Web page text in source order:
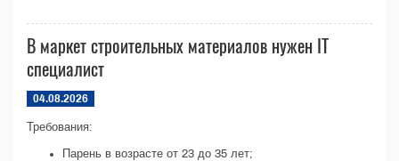
В маркет строительных материалов нужен IT
специалист
04.08.2026
Требования:
Парень в возрасте от 23 до 35 лет;